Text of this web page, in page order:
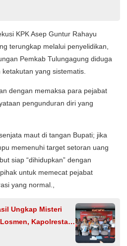
KPK Asep Guntur Rahayu
terungkap melalui penyelidikan,
Pemkab Tulungagung diduga
yang sistematis.
dengan memaksa para pejabat
pengunduran diri yang
maut di tangan Bupati; jika
memenuhi target setoran uang
siap “dihidupkan” dengan
untuk memecat pejabat
yang normal.,
Ungkap Misteri
Kapolresta